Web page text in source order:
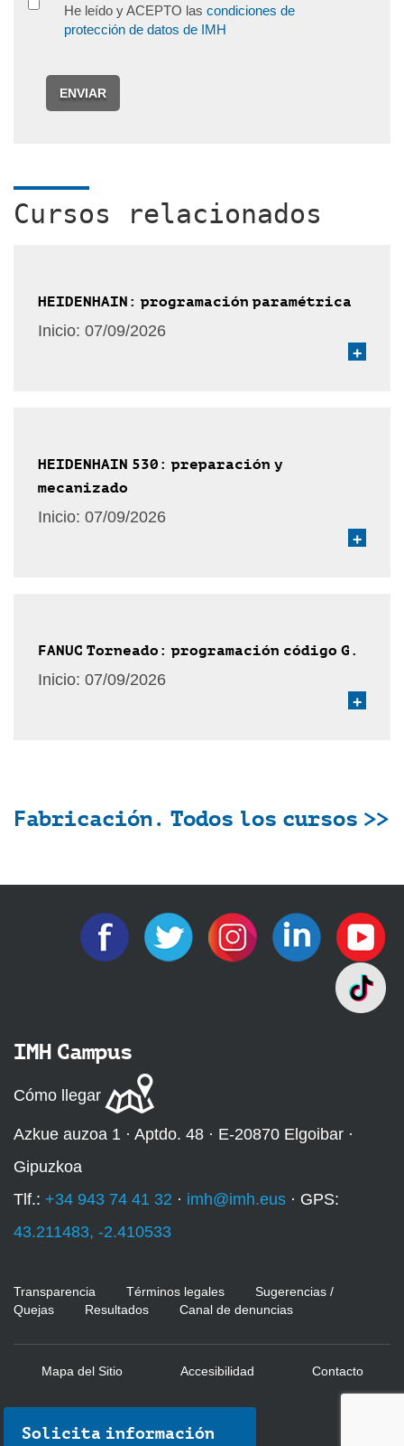
He leído y ACEPTO las condiciones de
protección de datos de IMH
ENVIAR
Cursos relacionados
HEIDENHAIN: programación paramétrica
Inicio: 07/09/2026
+
HEIDENHAIN 530: preparación y
mecanizado
Inicio: 07/09/2026
+
FANUC Torneado: programación código G.
Inicio: 07/09/2026
+
Fabricación. Todos los cursos >>
Solicita información
IMH Campus
Cómo llegar
Azkue auzoa 1 · Aptdo. 48 · E-20870 Elgoibar ·
Gipuzkoa
Tlf.: +34 943 74 41 32 · imh@imh.eus · GPS:
43.211483, -2.410533
Transparencia Términos legales
Sugerencias /
Quejas
Resultados Canal de denuncias
Mapa del Sitio Accesibilidad Contacto